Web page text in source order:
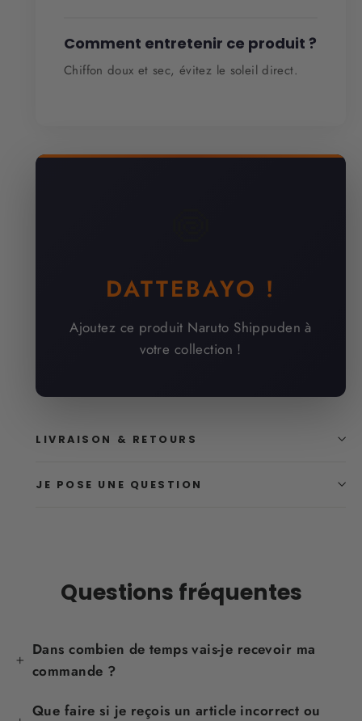
Comment entretenir ce produit ?
Chiffon doux et sec, évitez le soleil direct.
DATTEBAYO !
Ajoutez ce produit Naruto Shippuden à
votre collection !
LIVRAISON & RETOURS
JE POSE UNE QUESTION
Questions fréquentes
Dans combien de temps vais-je recevoir ma
commande ?
Que faire si je reçois un article incorrect ou